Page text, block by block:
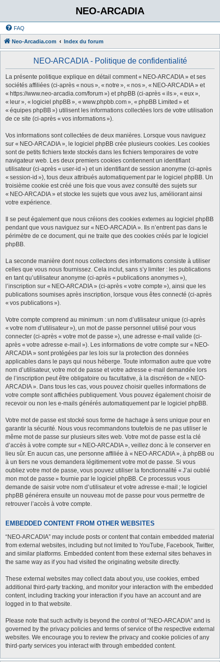
NEO-ARCADIA
FAQ
Neo-Arcadia.com Index du forum
NEO-ARCADIA - Politique de confidentialité
La présente politique explique en détail comment « NEO-ARCADIA » et ses
sociétés affiliées (ci-après « nous », « notre », « nos », « NEO-ARCADIA » et
« https://www.neo-arcadia.com/forum ») et phpBB (ci-après « ils », « eux »,
« leur », « logiciel phpBB », « www.phpbb.com », « phpBB Limited » et
« équipes phpBB ») utilisent les informations collectées lors de votre utilisation
de ce site (ci-après « vos informations »).
Vos informations sont collectées de deux manières. Lorsque vous naviguez
sur « NEO-ARCADIA », le logiciel phpBB crée plusieurs cookies. Les cookies
sont de petits fichiers texte stockés dans les fichiers temporaires de votre
navigateur web. Les deux premiers cookies contiennent un identifiant
utilisateur (ci-après « user-id ») et un identifiant de session anonyme (ci-après
« session-id »), tous deux attribués automatiquement par le logiciel phpBB. Un
troisième cookie est créé une fois que vous avez consulté des sujets sur
« NEO-ARCADIA » et stocke les sujets que vous avez lus, améliorant ainsi
votre expérience.
Il se peut également que nous créions des cookies externes au logiciel phpBB
pendant que vous naviguez sur « NEO-ARCADIA ». Ils n’entrent pas dans le
périmètre de ce document, qui ne traite que des cookies créés par le logiciel
phpBB.
La seconde manière dont nous collectons des informations consiste à utiliser
celles que vous nous fournissez. Cela inclut, sans s’y limiter : les publications
en tant qu’utilisateur anonyme (ci-après « publications anonymes »),
l’inscription sur « NEO-ARCADIA » (ci-après « votre compte »), ainsi que les
publications soumises après inscription, lorsque vous êtes connecté (ci-après
« vos publications »).
Votre compte comprend au minimum : un nom d’utilisateur unique (ci-après
« votre nom d’utilisateur »), un mot de passe personnel utilisé pour vous
connecter (ci-après « votre mot de passe »), une adresse e-mail valide (ci-
après « votre adresse e-mail »). Les informations de votre compte sur « NEO-
ARCADIA » sont protégées par les lois sur la protection des données
applicables dans le pays qui nous héberge. Toute information autre que votre
nom d’utilisateur, votre mot de passe et votre adresse e-mail demandée lors
de l’inscription peut être obligatoire ou facultative, à la discrétion de « NEO-
ARCADIA ». Dans tous les cas, vous pouvez choisir quelles informations de
votre compte sont affichées publiquement. Vous pouvez également choisir de
recevoir ou non les e-mails générés automatiquement par le logiciel phpBB.
Votre mot de passe est stocké sous forme de hachage à sens unique pour en
garantir la sécurité. Nous vous recommandons toutefois de ne pas utiliser le
même mot de passe sur plusieurs sites web. Votre mot de passe est la clé
d’accès à votre compte sur « NEO-ARCADIA », veillez donc à le conserver en
lieu sûr. En aucun cas, une personne affiliée à « NEO-ARCADIA », à phpBB ou
à un tiers ne vous demandera légitimement votre mot de passe. Si vous
oubliez votre mot de passe, vous pouvez utiliser la fonctionnalité « J’ai oublié
mon mot de passe » fournie par le logiciel phpBB. Ce processus vous
demande de saisir votre nom d’utilisateur et votre adresse e-mail ; le logiciel
phpBB générera ensuite un nouveau mot de passe pour vous permettre de
retrouver l’accès à votre compte.
EMBEDDED CONTENT FROM OTHER WEBSITES
“NEO-ARCADIA” may include posts or content that contain embedded material
from external websites, including but not limited to YouTube, Facebook, Twitter,
and similar platforms. Embedded content from these external sites behaves in
the same way as if you had visited the originating website directly.
These external websites may collect data about you, use cookies, embed
additional third-party tracking, and monitor your interaction with the embedded
content, including tracking your interaction if you have an account and are
logged in to that website.
Please note that such activity is beyond the control of “NEO-ARCADIA” and is
governed by the privacy policies and terms of service of the respective external
websites. We encourage you to review the privacy and cookie policies of any
third-party services you interact with through embedded content.